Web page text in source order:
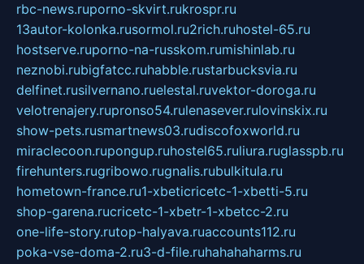
rbc-news.ruporno-skvirt.rukrospr.ru
13autor-kolonka.rusormol.ru2rich.ruhostel-65.ru
hostserve.ruporno-na-russkom.rumishinlab.ru
neznobi.rubigfatcc.ruhabble.rustarbucksvia.ru
delfinet.rusilvernano.ruelestal.ruvektor-doroga.ru
velotrenajery.rupronso54.rulenasever.rulovinskix.ru
show-pets.rusmartnews03.rudiscofoxworld.ru
miraclecoon.rupongup.ruhostel65.ruliura.ruglasspb.ru
firehunters.rugribowo.rugnalis.rubulkitula.ru
hometown-france.ru1-xbeticricetc-1-xbetti-5.ru
shop-garena.rucricetc-1-xbetr-1-xbetcc-2.ru
one-life-story.rutop-halyava.ruaccounts112.ru
poka-vse-doma-2.ru3-d-file.ruhahahaharms.ru